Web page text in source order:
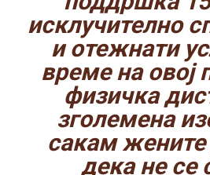
исклучително
и отежнати
време на овој
физичка
зголемена
сакам жените
дека не се